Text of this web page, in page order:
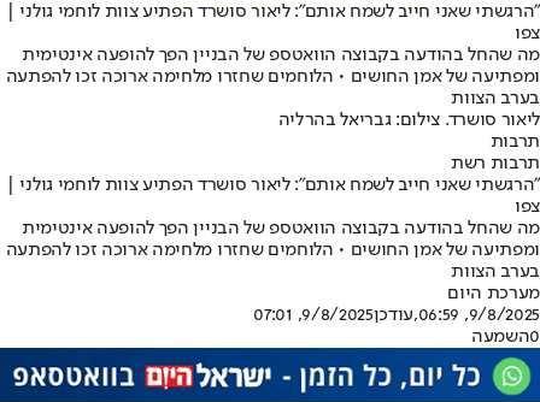
"הרגשתי שאני חייב לשמח אותם": ליאור סושרד הפתיע צוות לוחמי גולני |
צפו
מה שהחל בהודעה בקבוצה הוואטספ של הבניין הפך להופעה אינטימית
ומפתיעה של אמן החושים • הלוחמים שחזרו מלחימה ארוכה זכו להפתעה
בערב הצוות
ליאור סושרד. צילום: גבריאל בהרליה
תרבות
תרבות רשת
"הרגשתי שאני חייב לשמח אותם": ליאור סושרד הפתיע צוות לוחמי גולני |
צפו
מה שהחל בהודעה בקבוצה הוואטספ של הבניין הפך להופעה אינטימית
ומפתיעה של אמן החושים • הלוחמים שחזרו מלחימה ארוכה זכו להפתעה
בערב הצוות
מערכת היום
9/8/2025, 06:59
,עודכן9/8/2025, 07:01
0השמעה